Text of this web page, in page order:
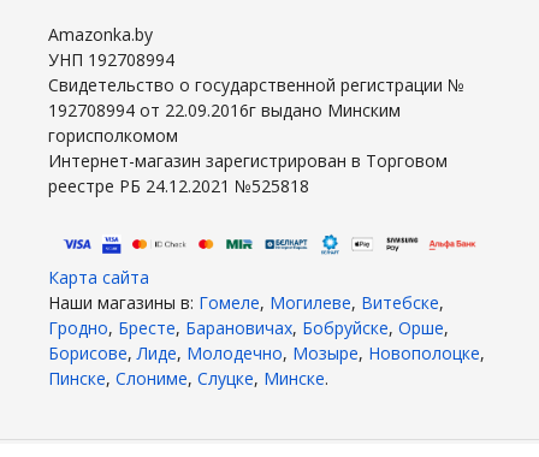
Amazonka.by
УНП 192708994
Свидетельство о государственной регистрации №
192708994 от 22.09.2016г выдано Минским
горисполкомом
Интернет-магазин зарегистрирован в Торговом
реестре РБ 24.12.2021 №525818
Карта сайта
Наши магазины в: Гомеле, Могилеве, Витебске,
Гродно, Бресте, Барановичах, Бобруйске, Орше,
Борисове,Лиде, Молодечно, Мозыре, Новополоцке,
Пинске, Слониме, Слуцке, Минске.